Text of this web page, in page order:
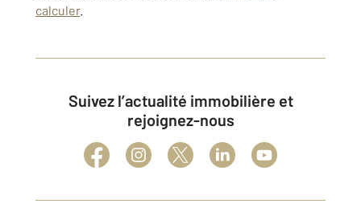
calculer.
Suivez l’actualité immobilière et
rejoignez-nous